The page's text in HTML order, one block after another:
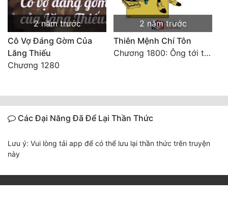
2 năm trước
Cô Vợ Đáng Gờm Của
Lăng Thiếu
Chương 1280
2 năm trước
Thiên Mệnh Chí Tôn
Chương 1800: Ông tới từ đâu thế
Các Đại Năng Đã Để Lại Thần Thức
Lưu ý: Vui lòng tải app để có thể lưu lại thần thức trên truyện
này